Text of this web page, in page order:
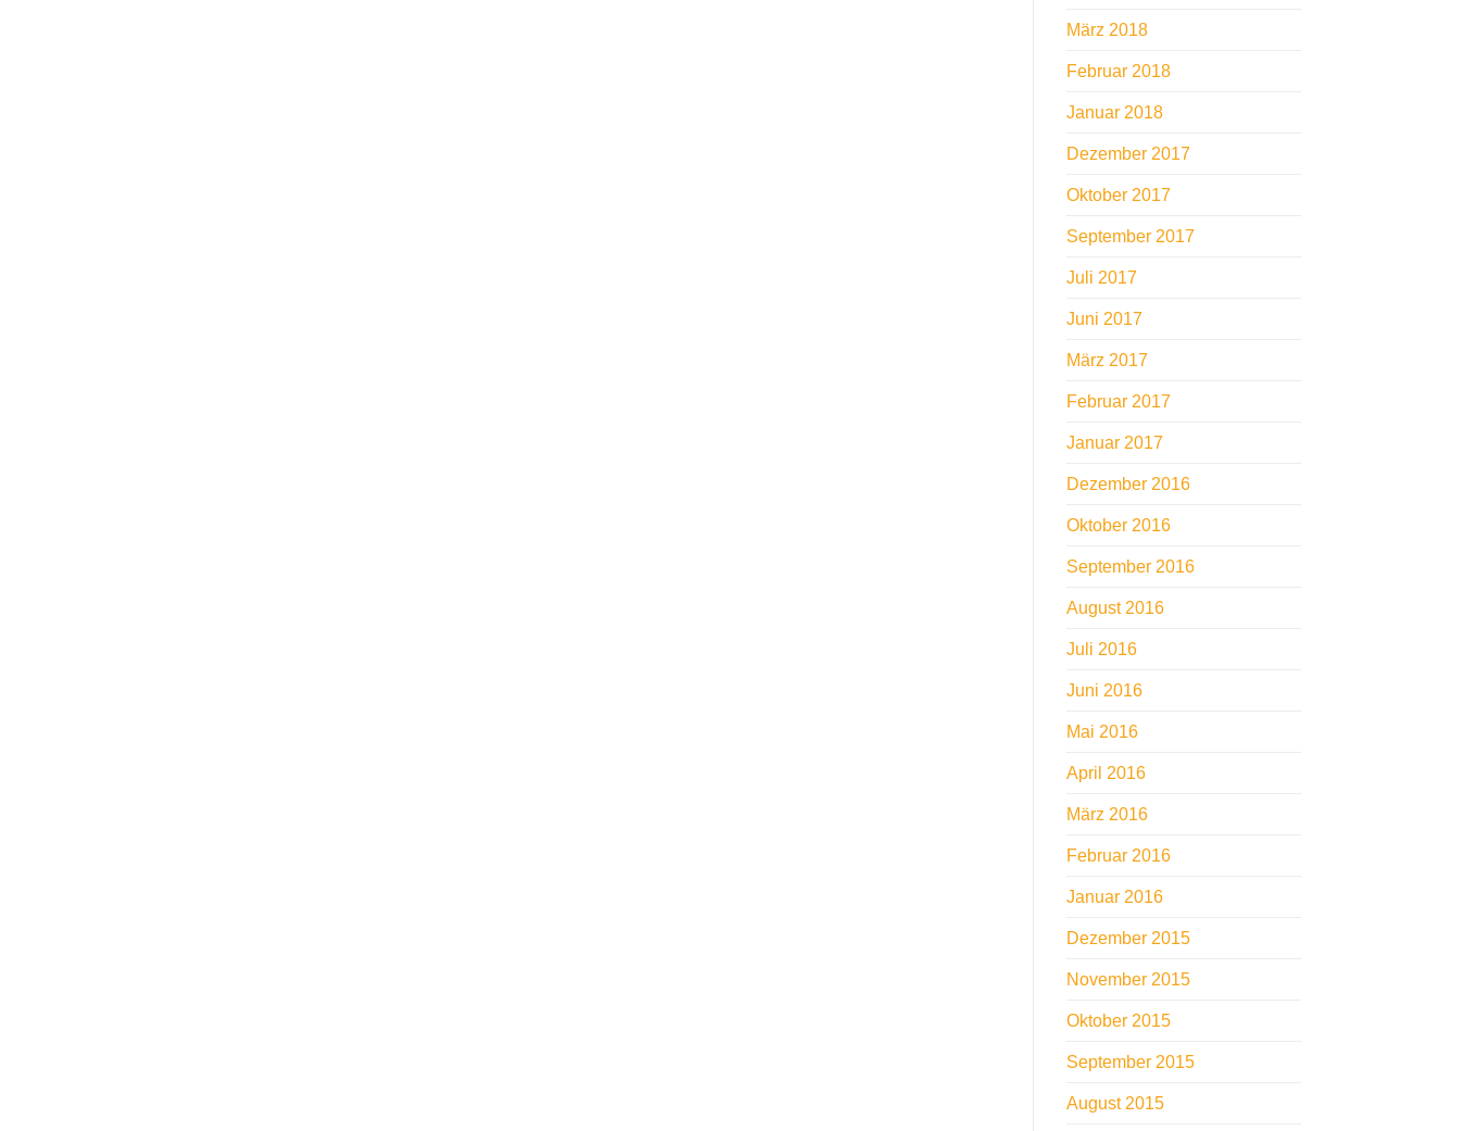
März 2018
Februar 2018
Januar 2018
Dezember 2017
Oktober 2017
September 2017
Juli 2017
Juni 2017
März 2017
Februar 2017
Januar 2017
Dezember 2016
Oktober 2016
September 2016
August 2016
Juli 2016
Juni 2016
Mai 2016
April 2016
März 2016
Februar 2016
Januar 2016
Dezember 2015
November 2015
Oktober 2015
September 2015
August 2015